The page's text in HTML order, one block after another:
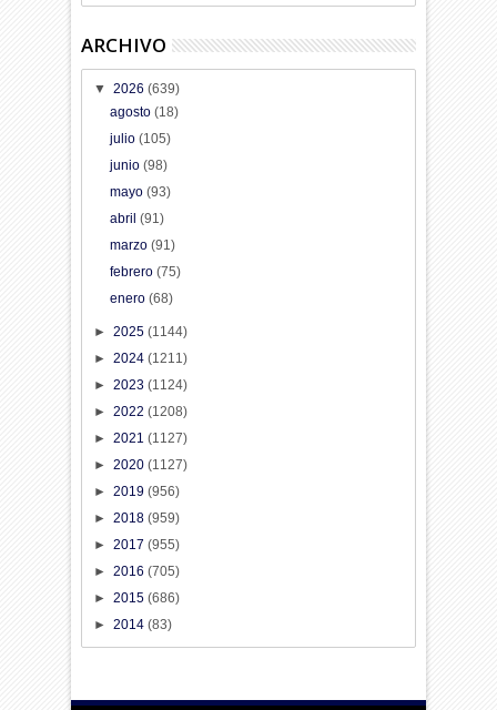
ARCHIVO
▼2026(639)
agosto (18)
julio (105)
junio (98)
mayo (93)
abril (91)
marzo (91)
febrero (75)
enero (68)
►2025(1144)
►2024(1211)
►2023(1124)
►2022(1208)
►2021(1127)
►2020(1127)
►2019(956)
►2018(959)
►2017(955)
►2016(705)
►2015(686)
►2014(83)